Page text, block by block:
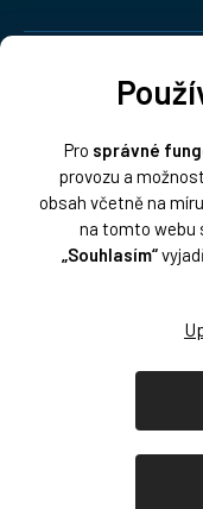
Pro správné
provozu a
obsah včetně na
na tomto webu
„Souhlasím“
Copyright 2026